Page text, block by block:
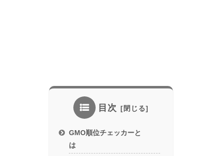
目次
GMO順位チェッカーと
は